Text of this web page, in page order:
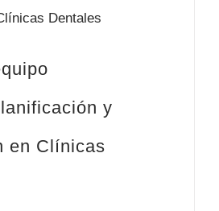
y
en Clínicas